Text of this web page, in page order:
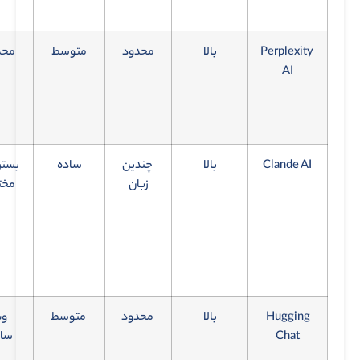
Perplexity
AI
بالا محدود متوسط
بالا
چندین
زبان
ساده
Hugging
Chat
بالا محدود متوسط